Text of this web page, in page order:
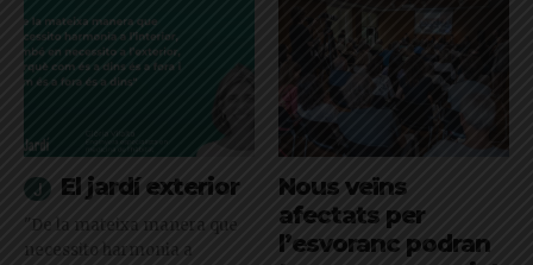
El jardí exterior
"De la mateixa manera que
necessito harmonia a
Nous veïns
afectats per
l’esvoranc podran